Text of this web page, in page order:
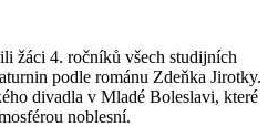
žáci 4. ročníků všech studijních
podle románu Zdeňka Jirotky.
divadla v Mladé Boleslavi, které
noblesní.